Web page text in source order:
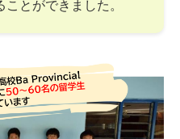
ことができました。